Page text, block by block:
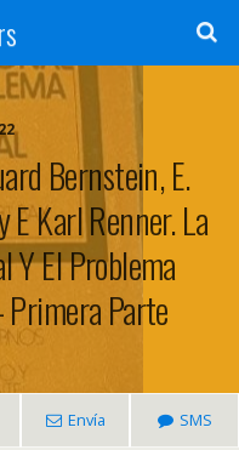
Bernstein, E.
Karl Renner. La
Y El Problema
Primera Parte
Envía SMS